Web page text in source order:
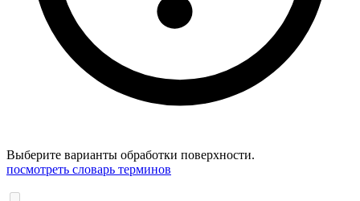
Выберите варианты обработки поверхности.
посмотреть словарь терминов